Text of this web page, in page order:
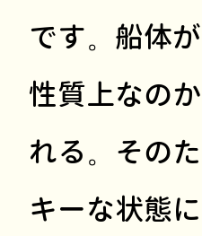
です。船体
性質上なの
れる。その
キーな状態